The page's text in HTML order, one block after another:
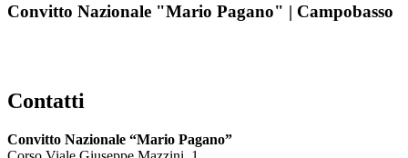
Convitto Nazionale "Mario Pagano" | Campobasso
Contatti
Convitto Nazionale “Mario Pagano”